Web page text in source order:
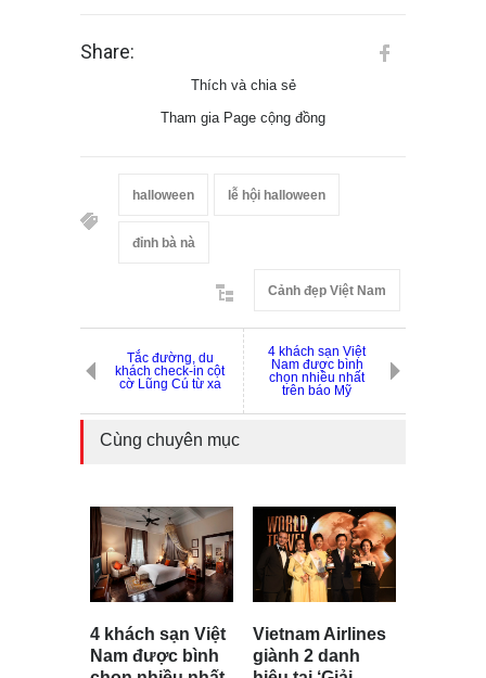
Share:
Thích và chia sẻ
Tham gia Page cộng đồng
halloween lễ hội halloween
đỉnh bà nà
Cảnh đẹp Việt Nam
Tắc đường, du
khách check-in cột
cờ Lũng Cú từ xa
4 khách sạn Việt
Nam được bình
chọn nhiều nhất
trên báo Mỹ
Cùng chuyên mục
4 khách sạn Việt
Nam được bình
Vietnam Airlines
giành 2 danh